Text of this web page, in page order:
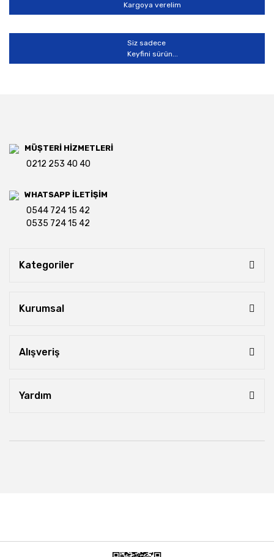
Kargoya verelim
Siz sadece
Keyfini sürün...
MÜŞTERİ HİZMETLERİ
0212 253 40 40
WHATSAPP İLETİŞİM
0544 724 15 42
0535 724 15 42
Kategoriler
Kurumsal
Alışveriş
Yardım